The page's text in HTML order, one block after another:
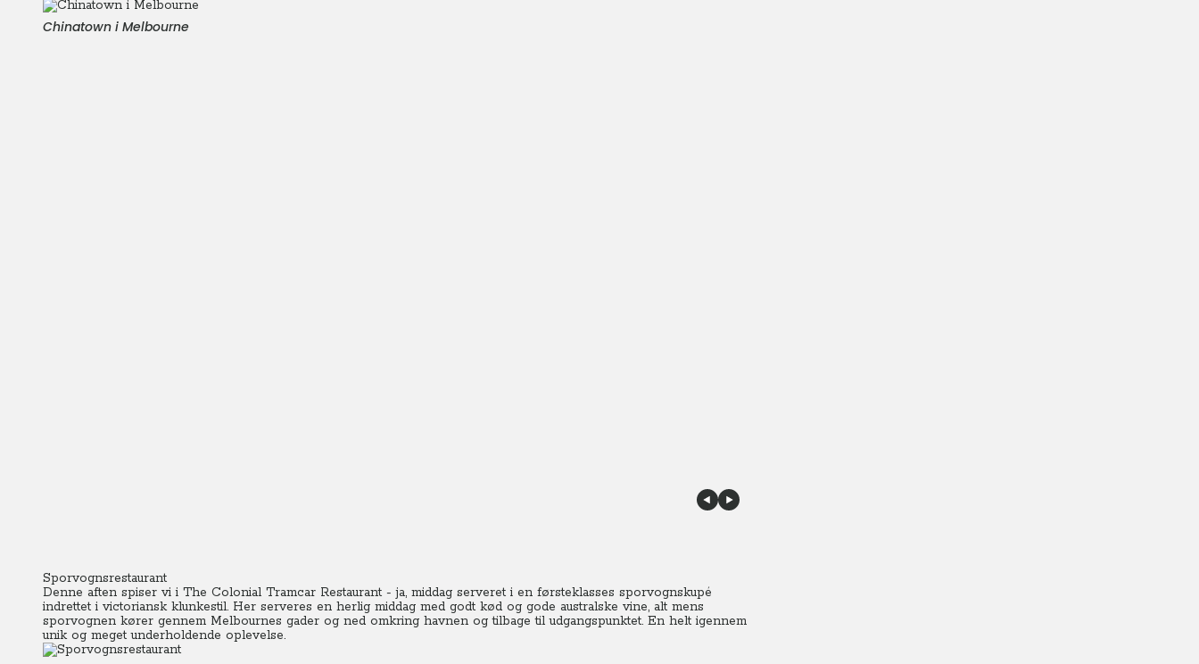
Chinatown i Melbourne
Sporvognsrestaurant
Denne aften spiser vi i The Colonial Tramcar Restaurant - ja, middag serveret i en førsteklasses sporvognskupé
indrettet i victoriansk klunkestil. Her serveres en herlig middag med godt kød og gode australske vine, alt mens
sporvognen kører gennem Melbournes gader og ned omkring havnen og tilbage til udgangspunktet. En helt igennem
unik og meget underholdende oplevelse.